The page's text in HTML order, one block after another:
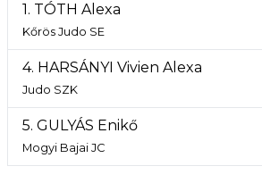
1. TÓTH Alexa
Kőrös Judo SE
4. HARSÁNYI Vivien Alexa
Judo SZK
5. GULYÁS Enikő
Mogyi Bajai JC